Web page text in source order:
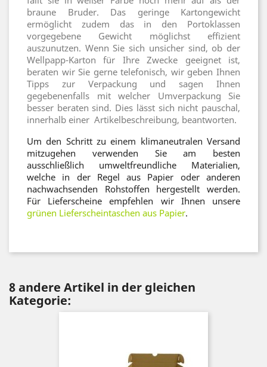
braune Bruder. Das geringe Kartongewicht
ermöglicht zudem das in den Portoklassen
vorgegebene Gewicht möglichst effizient
auszunutzen. Wenn Sie sich unsicher sind, ob der
Wellpapp-Karton für Ihre Zwecke geeignet ist,
beraten wir Sie gerne telefonisch, wir geben Ihnen
Tipps zur Verpackung und sagen Ihnen
gegebenenfalls mit welcher Umverpackung Sie
besser beraten sind. Dies lässt sich nicht pauschal,
innerhalb einer Artikelbeschreibung, beantworten.
Um den Schritt zu einem klimaneutralen Versand
mitzugehen verwenden Sie am besten
ausschließlich umweltfreundliche Materialien,
welche in der Regel aus Papier oder anderen
nachwachsenden Rohstoffen hergestellt werden.
Für Lieferscheine empfehlen wir Ihnen unsere
grünen Lieferscheintaschen aus Papier.
8 andere Artikel in der gleichen
Kategorie: